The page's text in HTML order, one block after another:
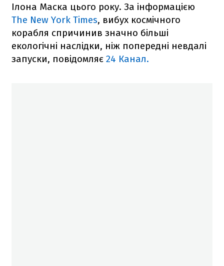
Ілона Маска цього року. За інформацією
The New York Times, вибух космічного
корабля спричинив значно більші
екологічні наслідки, ніж попередні невдалі
запуски, повідомляє 24 Канал.